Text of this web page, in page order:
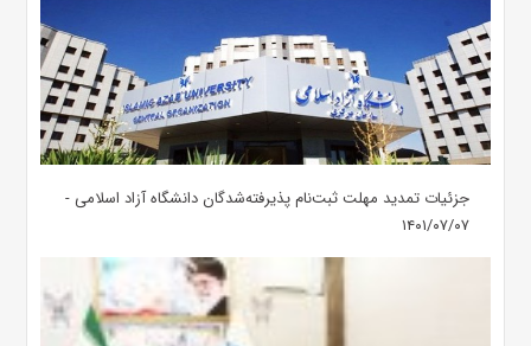
جزئیات تمدید مهلت ثبت‌نام پذیرفته‌شدگان دانشگاه آزاد اسلامی -
۱۴۰۱/۰۷/۰۷